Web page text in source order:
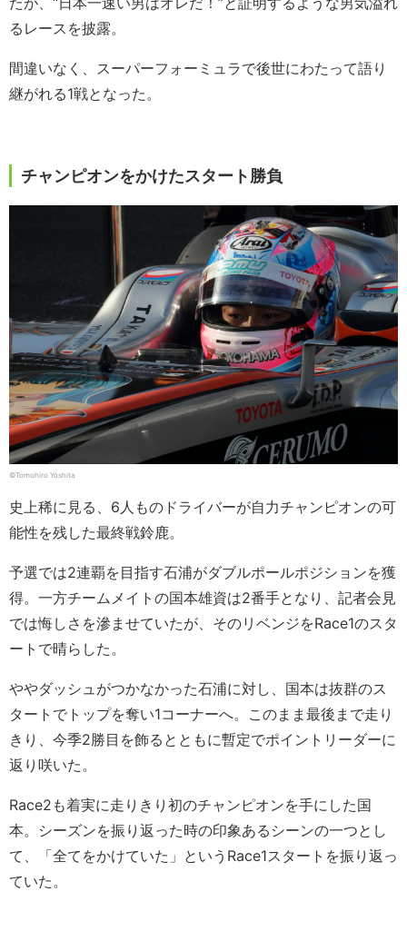
るレースを披露。
間違いなく、スーパーフォーミュラで後世にわたって語り
継がれる1戦となった。
チャンピオンをかけたスタート勝負
©︎Tomohiro Yoshita
史上稀に見る、6人ものドライバーが自力チャンピオンの可
能性を残した最終戦鈴鹿。
予選では2連覇を目指す石浦がダブルポールポジションを獲
得。一方チームメイトの国本雄資は2番手となり、記者会見
では悔しさを滲ませていたが、そのリベンジをRace1のスタ
ートで晴らした。
ややダッシュがつかなかった石浦に対し、国本は抜群のス
タートでトップを奪い1コーナーへ。このまま最後まで走り
きり、今季2勝目を飾るとともに暫定でポイントリーダーに
返り咲いた。
Race2も着実に走りきり初のチャンピオンを手にした国
本。シーズンを振り返った時の印象あるシーンの一つとし
て、「全てをかけていた」というRace1スタートを振り返っ
ていた。